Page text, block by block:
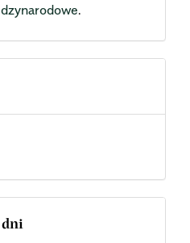
.
dni